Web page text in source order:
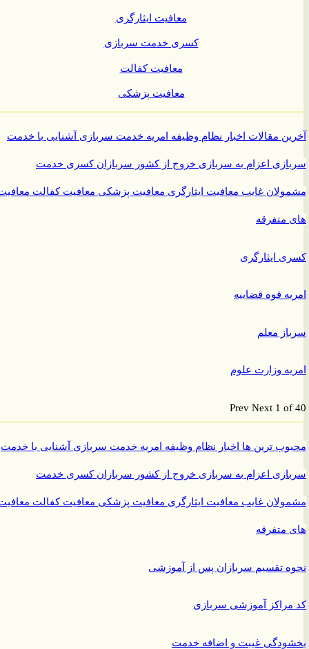
معافیت ایثارگری
کسری خدمت سربازی
معافیت کفالت
معافیت پزشکی
مقالاتاخبار نظام وظیفهامریهخدمت سربازیآشنایی با خدمت
اعزام به سربازیخروج از کشور سربازانکسری خدمت
غایبمعافیت ایثارگریمعافیت پزشکیمعافیت کفالتمعافیت
متفرقه
ایثارگری
قوه قضاییه
معلم
وزارت علوم
PrevNext 1
ترین هااخبار نظام وظیفهامریهخدمت سربازیآشنایی با خدمت
اعزام به سربازیخروج از کشور سربازانکسری خدمت
غایبمعافیت ایثارگریمعافیت پزشکیمعافیت کفالتمعافیت
متفرقه
تقسیم سربازان پس از آموزشی
آموزشی سربازی
غیبت و اضافه خدمت